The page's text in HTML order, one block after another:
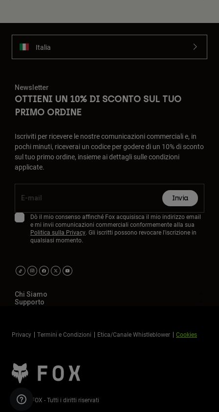
Italia
Newsletter
OTTIENI UN 10% DI SCONTO SUL TUO
PRIMO ORDINE
Iscriviti per ricevere le nostre comunicazioni commerciali e, in
pochi minuti, riceverai un codice per godere di un 10% di sconto
sul tuo primo ordine, insieme ai dettagli sulle condizioni
applicate.
Invia
Dò il mio consenso affinché Fox acquisisca il mio indirizzo email
e mi invii comunicazioni commerciali conformemente alla sua
Politica sulla Privacy. Gli iscritti possono revocare l'iscrizione in
qualsiasi momento.
Chi Siamo
Supporto
Privacy Termini e Condizioni Etica/Canale Whistleblower Cookies
©2026 FOX - Tutti i diritti riservati